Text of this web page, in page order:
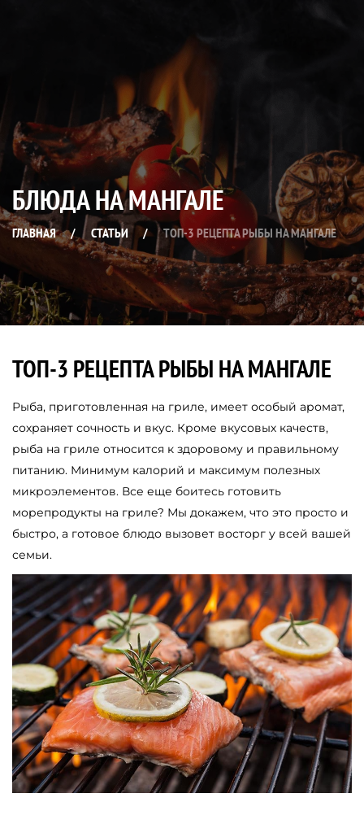
БЛЮДА НА МАНГАЛЕ
ГЛАВНАЯ / СТАТЬИ / ТОП-3 РЕЦЕПТА РЫБЫ НА МАНГАЛЕ
ТОП-3 РЕЦЕПТА РЫБЫ НА МАНГАЛЕ
Рыба, приготовленная на гриле, имеет особый аромат,
сохраняет сочность и вкус. Кроме вкусовых качеств,
рыба на гриле относится к здоровому и правильному
питанию. Минимум калорий и максимум полезных
микроэлементов. Все еще боитесь готовить
морепродукты на гриле? Мы докажем, что это просто и
быстро, а готовое блюдо вызовет восторг у всей вашей
семьи.